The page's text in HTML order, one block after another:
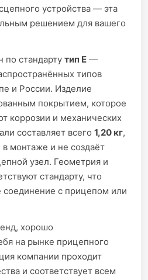
устройства — эта
решением для вашего
стандарту тип E —
типов
и России. Изделие
покрытием, которое
коррозии и механических
составляет всего 1,20 кг,
монтаже и не создаёт
узел. Геометрия и
стандарту, что
соединение с прицепом или
хорошо
на рынке прицепного
компании проходит
и соответствует всем